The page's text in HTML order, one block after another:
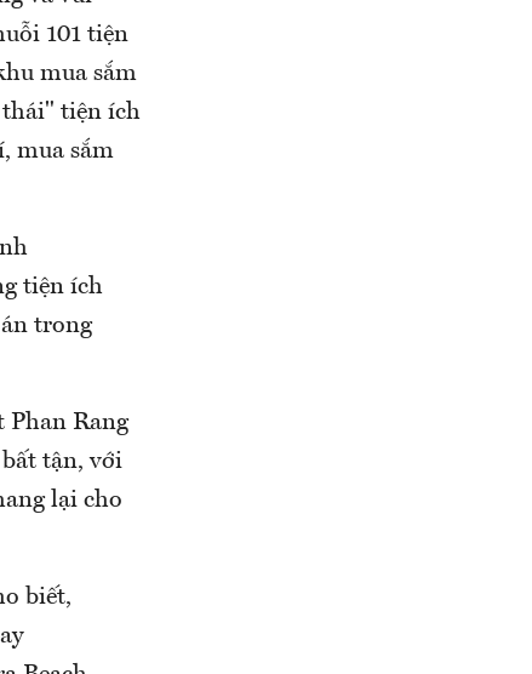
101 tiện
mua sắm
thái" tiện ích
mua sắm
tiện ích
trong
Phan Rang
tận, với
lại cho
biết,